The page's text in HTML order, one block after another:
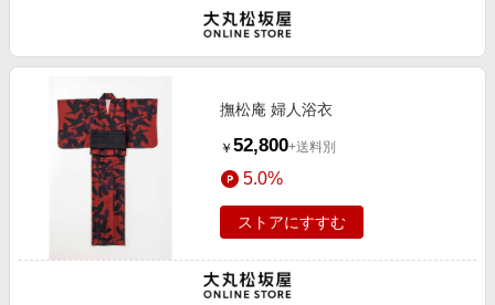
撫松庵 婦人浴衣
￥ 52,800+送料別
5.0%
ストアにすすむ